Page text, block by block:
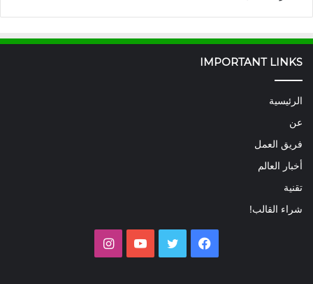
IMPORTANT LINKS
الرئيسية
عن
فريق العمل
أخبار العالم
تقنية
شراء القالب!
فيسبوك تويتر يوتيوب